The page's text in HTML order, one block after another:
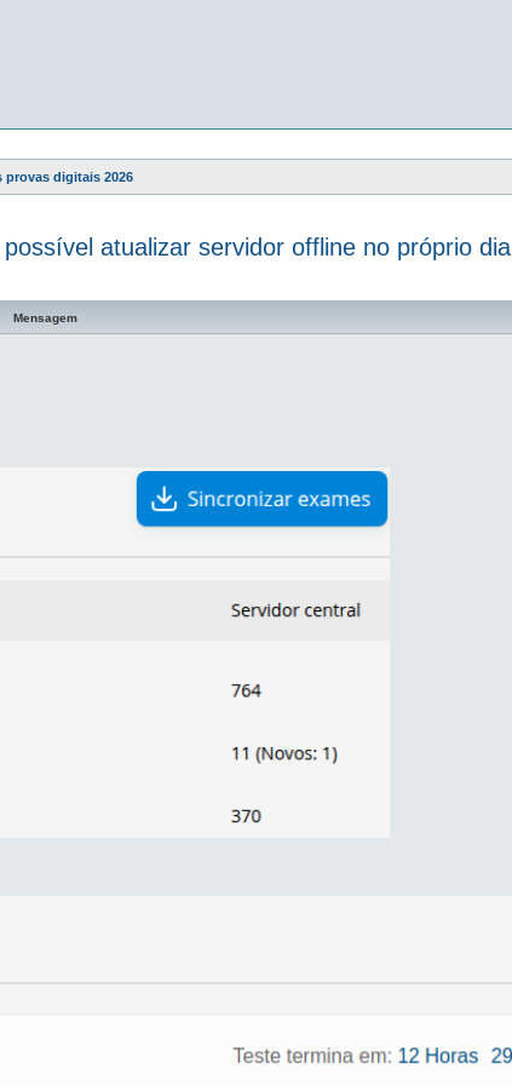
provas digitais 2026
possível atualizar servidor offline no próprio dia
Mensagem